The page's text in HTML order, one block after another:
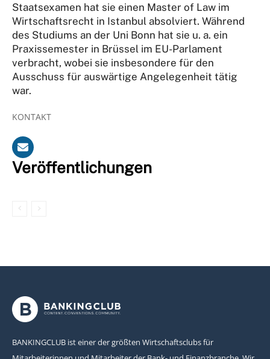
Staatsexamen hat sie einen Master of Law im
Wirtschaftsrecht in Istanbul absolviert. Während
des Studiums an der Uni Bonn hat sie u. a. ein
Praxissemester in Brüssel im EU-Parlament
verbracht, wobei sie insbesondere für den
Ausschuss für auswärtige Angelegenheit tätig
war.
KONTAKT
Veröffentlichungen
BANKINGCLUB ist einer der größten Wirtschaftsclubs für